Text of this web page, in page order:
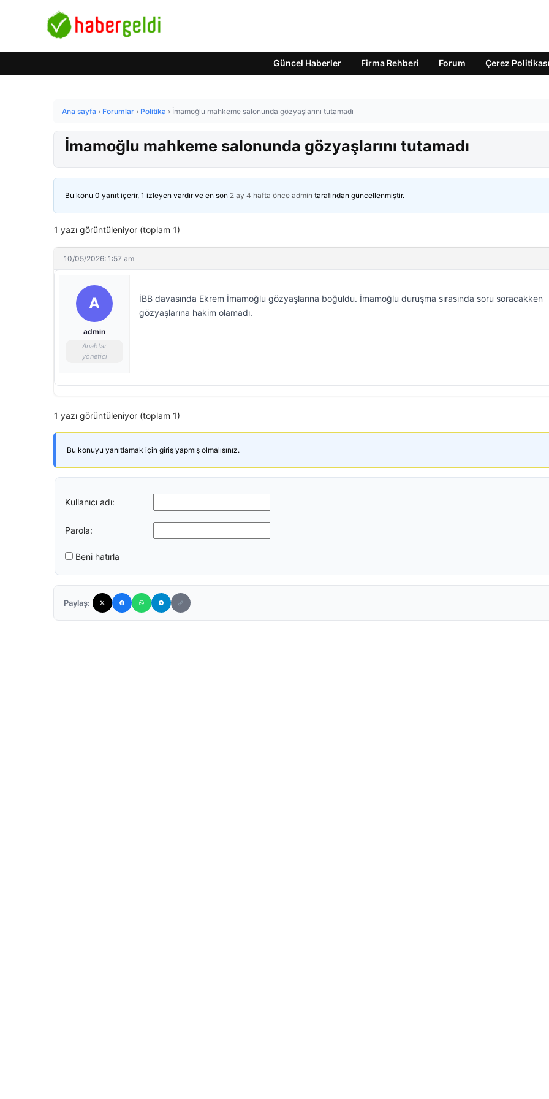
Güncel Haberler Firma Rehberi Forum Çerez Politikası
Ana sayfa › Forumlar › Politika › İmamoğlu mahkeme salonunda gözyaşlarını tutamadı
İmamoğlu mahkeme salonunda gözyaşlarını tutamadı
Bu konu 0 yanıt içerir, 1 izleyen vardır ve en son 2 ay 4 hafta önce admin tarafından güncellenmiştir.
1 yazı görüntüleniyor (toplam 1)
10/05/2026: 1:57 am
A
admin
Anahtar
yönetici
İBB davasında Ekrem İmamoğlu gözyaşlarına boğuldu. İmamoğlu duruşma sırasında soru soracakken
gözyaşlarına hakim olamadı.
1 yazı görüntüleniyor (toplam 1)
Bu konuyu yanıtlamak için giriş yapmış olmalısınız.
Kullanıcı adı:
Parola:
Beni hatırla
Paylaş: